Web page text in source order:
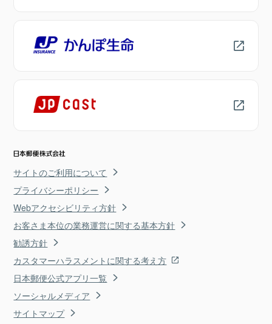
サイトのご利用について
プライバシーポリシー
Webアクセシビリティ方針
お客さま本位の業務運営に関する基本方針
勧誘方針
カスタマーハラスメントに関する考え方
日本郵便公式アプリ一覧
ソーシャルメディア
サイトマップ